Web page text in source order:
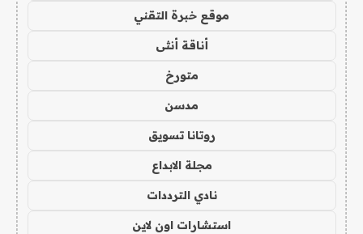
موقع خبرة التقني
أناقة أنثى
متورخ
مدسن
روتانا تسويق
مجلة الابداع
نادي الترددات
استشارات اون لاين